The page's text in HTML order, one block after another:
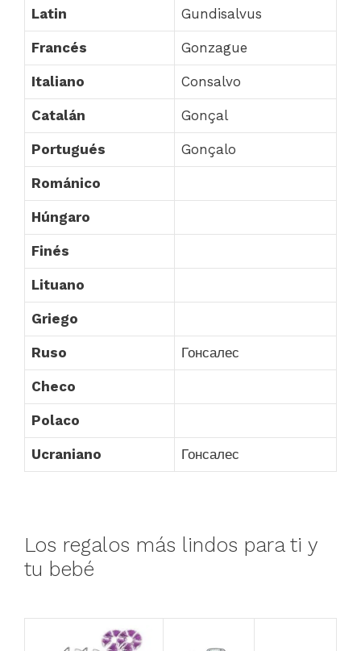
Latin Gundisalvus
Francés Gonzague
Italiano Consalvo
Catalán Gonçal
Portugués Gonçalo
Románico
Húngaro
Finés
Lituano
Griego
Ruso Гонсалес
Checo
Polaco
Ucraniano Гонсалес
Los regalos más lindos para ti y
tu bebé